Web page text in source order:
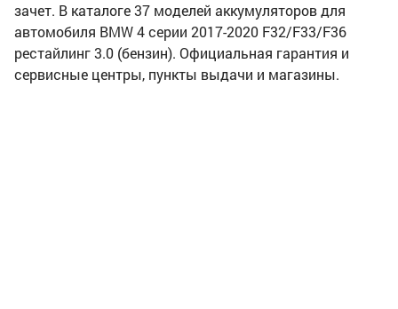
зачет. В каталоге 37 моделей аккумуляторов для
автомобиля BMW 4 серии 2017-2020 F32/F33/F36
рестайлинг 3.0 (бензин). Официальная гарантия и
сервисные центры, пункты выдачи и магазины.